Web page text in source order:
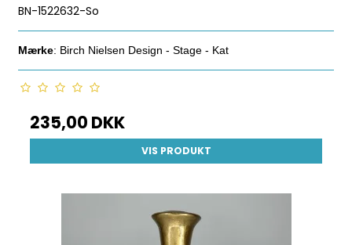
BN-1522632-So
Mærke: Birch Nielsen Design - Stage - Kat
235,00 DKK
VIS PRODUKT